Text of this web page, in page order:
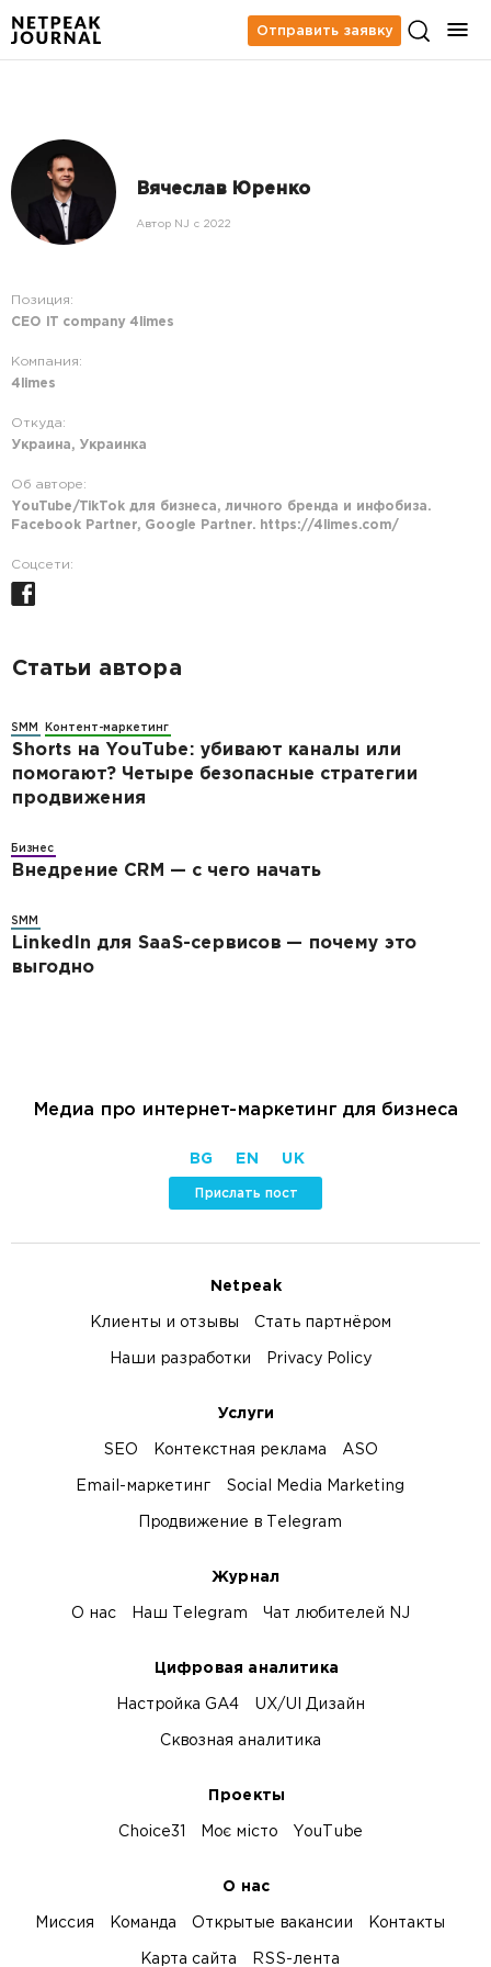
Отправить заявку
Вячеслав Юренко
Автор NJ c 2022
Позиция:
CEO IT company 4limes
Компания:
4limes
Откуда:
Украина, Украинка
Об авторе:
YouTube/TikTok для бизнеса, личного бренда и инфобиза.
Facebook Partner, Google Partner. https://4limes.com/
Соцсети:
Статьи автора
SMM Контент-маркетинг
Shorts на YouTube: убивают каналы или
помогают? Четыре безопасные стратегии
продвижения
Бизнес
Внедрение CRM — с чего начать
SMM
LinkedIn для SaaS-сервисов — почему это
выгодно
Медиа про интернет-маркетинг для бизнеса
BG EN UK
Прислать пост
Netpeak
Клиенты и отзывы Стать партнёром
Наши разработки Privacy Policy
Услуги
SEO Контекстная реклама ASO
Email-маркетинг Social Media Marketing
Продвижение в Telegram
Журнал
О нас Наш Telegram Чат любителей NJ
Цифровая аналитика
Настройка GA4 UX/UI Дизайн
Сквозная аналитика
Проекты
Choice31 Моє місто YouTube
О нас
Миссия Команда Открытые вакансии Контакты
Карта сайта RSS-лента